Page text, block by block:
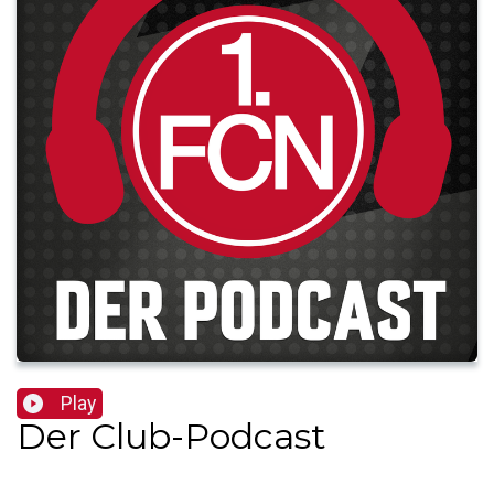
Play
Der Club-Podcast